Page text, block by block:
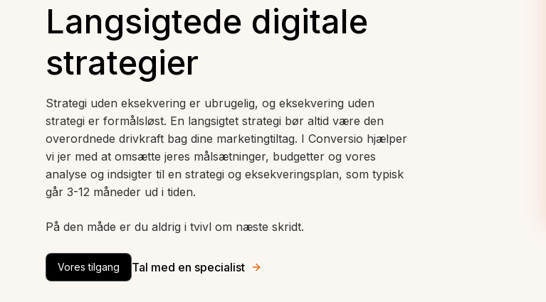
Langsigtede digitale
strategier
Strategi uden eksekvering er ubrugelig, og eksekvering uden
strategi er formålsløst. En langsigtet strategi bør altid være den
overordnede drivkraft bag dine marketingtiltag. I Conversio hjælper
vi jer med at omsætte jeres målsætninger, budgetter og vores
analyse og indsigter til en strategi og eksekveringsplan, som typisk
går 3-12 måneder ud i tiden.
På den måde er du aldrig i tvivl om næste skridt.
Vores tilgang Tal med en specialist